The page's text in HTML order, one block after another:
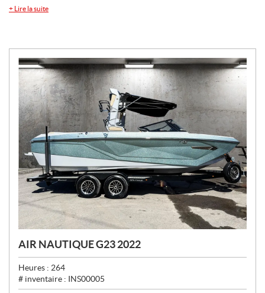
+ Lire la suite
AIR NAUTIQUE G23 2022
Heures : 264
# inventaire : INS00005